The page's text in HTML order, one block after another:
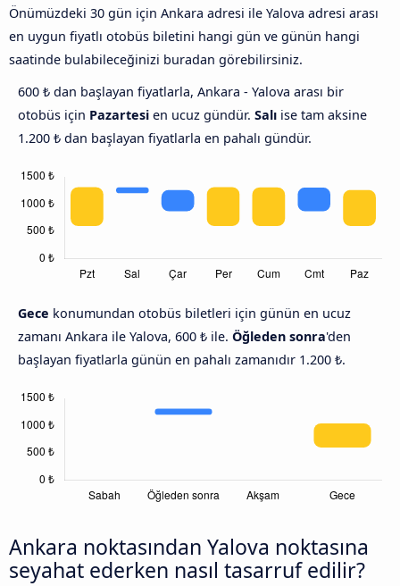
Önümüzdeki 30 gün için Ankara adresi ile Yalova adresi arası
en uygun fiyatlı otobüs biletini hangi gün ve günün hangi
saatinde bulabileceğinizi buradan görebilirsiniz.
600 ₺ dan başlayan fiyatlarla, Ankara - Yalova arası bir
otobüs için Pazartesi en ucuz gündür. Salı ise tam aksine
1.200 ₺ dan başlayan fiyatlarla en pahalı gündür.
Gece konumundan otobüs biletleri için günün en ucuz
zamanı Ankara ile Yalova, 600 ₺ ile. Öğleden sonra'den
başlayan fiyatlarla günün en pahalı zamanıdır 1.200 ₺.
Ankara noktasından Yalova noktasına
seyahat ederken nasıl tasarruf edilir?